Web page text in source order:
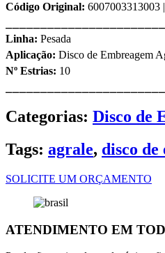
Código Original: 6007003313003 |
Linha: Pesada
Aplicação: Disco de Embreagem
Nº Estrias: 10
Categorias: Disco de
Tags: agrale, disco de
SOLICITE UM ORÇAMENTO
ATENDIMENTO EM